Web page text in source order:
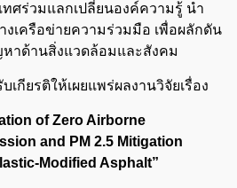
ศร่วมแลกเปลี่ยนองค์ความรู้ นำ
งเครือข่ายความร่วมมือ เพื่อผลักดัน
าด้านสิ่งแวดล้อมและสังคม
เกียรติให้เผยแพร่ผลงานวิจัยเรื่อง
of Zero Airborne
and PM 2.5 Mitigation
Modified Asphalt”